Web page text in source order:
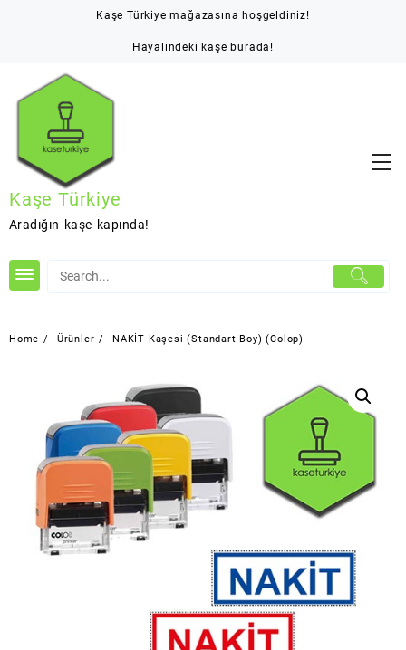
Kaşe Türkiye mağazasına hoşgeldiniz!
Hayalindeki kaşe burada!
Kaşe Türkiye
Aradığın kaşe kapında!
Home Ürünler NAKİT Kaşesi (Standart Boy) (Colop)